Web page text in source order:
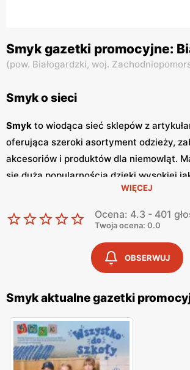
Smyk gazetki promocyjne:
(pow. Białogardzki, woj.
Smyk o sieci
Smyk to wiodąca sieć sklepów z
oferująca szeroki asortyment odzieży,
akcesoriów i produktów dla niemowląt.
się dużą popularnością dzięki wysokiej
promocjom, które
poszukujących najlepszych produktów
przystępnych
niskich cenach. Regularne
są wydawane co miesiąc i
informacje o najnowszych kolekcjach
gazetkom, klienci mogą
promocje i planować zakupy, korzystając
okazji cenowych. Oferta
Smyk
obejmuje
produktów, od odzieży i obuwia, przez
edukacyjne, aż po akcesoria do
Smykstawia na różnorodność
WIĘCEJ
Ocena: 4.3 - 401
Twoja ocena: 0.0
OBSERWUJ
Smyk aktualne gazetki